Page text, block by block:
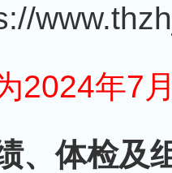
2024年7
、体检及